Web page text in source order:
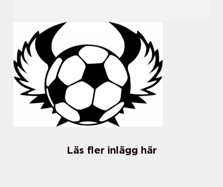
Läs fler inlägg här